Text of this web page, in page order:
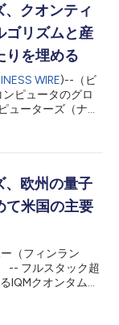
運行データセット
れたハイブリッド
した。 こちらで
いるように、IQM
）を管理可能な
的フレームワーク
問題を解決するよ
持たせて構築され
クオンティ
ゴリズムと産
りを埋める
WIRE)--（ビ
ピュータのグロ
ューターズ（ナス
に拠点を置くクオ
リケーション、ア
た、IQMはクオン
よびソフトウェア
事業継続および迅
。 今回の資産取
）との事業統
りIQMは欧州初の
により、クオン
、欧州の量子
て米国の主要
（フィンラン
-- フルスタック超
IQMクオンタム・